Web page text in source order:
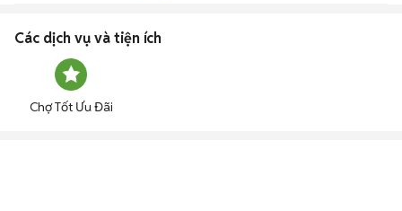
Các dịch vụ và tiện ích
Chợ Tốt Ưu Đãi